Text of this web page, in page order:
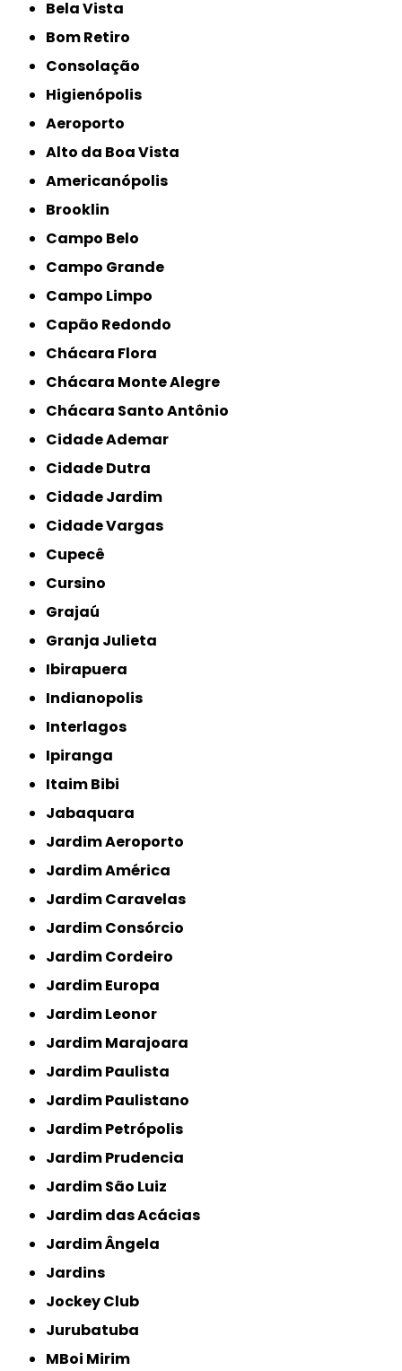
Bela Vista
Bom Retiro
Consolação
Higienópolis
Aeroporto
Alto da Boa Vista
Americanópolis
Brooklin
Campo Belo
Campo Grande
Campo Limpo
Capão Redondo
Chácara Flora
Chácara Monte Alegre
Chácara Santo Antônio
Cidade Ademar
Cidade Dutra
Cidade Jardim
Cidade Vargas
Cupecê
Cursino
Grajaú
Granja Julieta
Ibirapuera
Indianopolis
Interlagos
Ipiranga
Itaim Bibi
Jabaquara
Jardim Aeroporto
Jardim América
Jardim Caravelas
Jardim Consórcio
Jardim Cordeiro
Jardim Europa
Jardim Leonor
Jardim Marajoara
Jardim Paulista
Jardim Paulistano
Jardim Petrópolis
Jardim Prudencia
Jardim São Luiz
Jardim das Acácias
Jardim Ângela
Jardins
Jockey Club
Jurubatuba
MBoi Mirim